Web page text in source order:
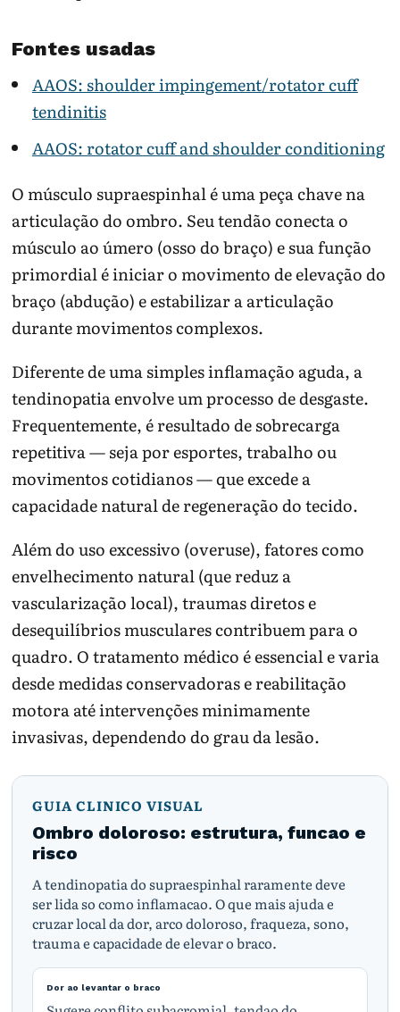
Fontes usadas
AAOS: shoulder impingement/rotator cuff
tendinitis
AAOS: rotator cuff and shoulder conditioning
O músculo supraespinhal é uma peça chave na
articulação do ombro. Seu tendão conecta o
músculo ao úmero (osso do braço) e sua função
primordial é iniciar o movimento de elevação do
braço (abdução) e estabilizar a articulação
durante movimentos complexos.
Diferente de uma simples inflamação aguda, a
tendinopatia envolve um processo de desgaste.
Frequentemente, é resultado de sobrecarga
repetitiva — seja por esportes, trabalho ou
movimentos cotidianos — que excede a
capacidade natural de regeneração do tecido.
Além do uso excessivo (overuse), fatores como
envelhecimento natural (que reduz a
vascularização local), traumas diretos e
desequilíbrios musculares contribuem para o
quadro. O tratamento médico é essencial e varia
desde medidas conservadoras e reabilitação
motora até intervenções minimamente
invasivas, dependendo do grau da lesão.
GUIA CLINICO VISUAL
Ombro doloroso: estrutura, funcao e
risco
A tendinopatia do supraespinhal raramente deve
ser lida so como inflamacao. O que mais ajuda e
cruzar local da dor, arco doloroso, fraqueza, sono,
trauma e capacidade de elevar o braco.
Dor ao levantar o braco